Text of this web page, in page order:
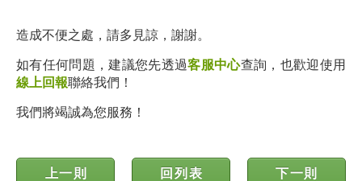
造成不便之處，請多見諒，謝謝。
如有任何問題，建議您先透過客服中心查詢，也歡迎使用
線上回報聯絡我們！
我們將竭誠為您服務！
上一則 回列表 下一則